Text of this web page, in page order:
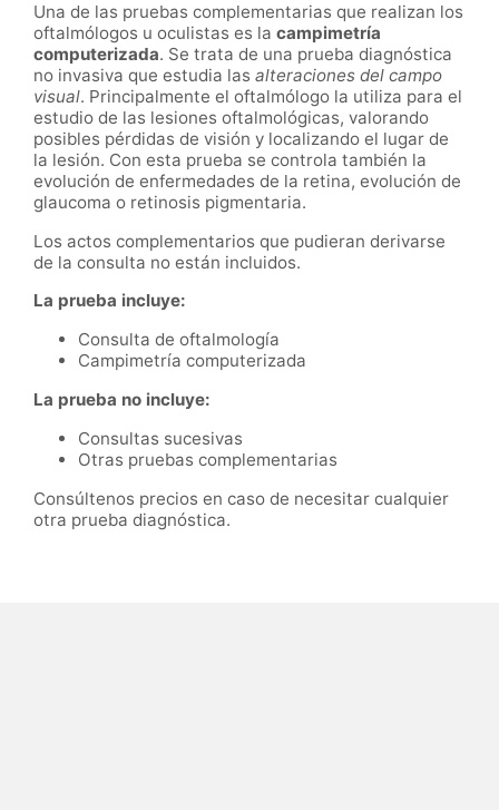
Una de las pruebas complementarias que realizan los
oftalmólogos u oculistas es la campimetría
computerizada. Se trata de una prueba diagnóstica
no invasiva que estudia las alteraciones del campo
visual. Principalmente el oftalmólogo la utiliza para el
estudio de las lesiones oftalmológicas, valorando
posibles pérdidas de visión y localizando el lugar de
la lesión. Con esta prueba se controla también la
evolución de enfermedades de la retina, evolución de
glaucoma o retinosis pigmentaria.
Los actos complementarios que pudieran derivarse
de la consulta no están incluidos.
La prueba incluye:
Consulta de oftalmología
Campimetría computerizada
La prueba no incluye:
Consultas sucesivas
Otras pruebas complementarias
Consúltenos precios en caso de necesitar cualquier
otra prueba diagnóstica.